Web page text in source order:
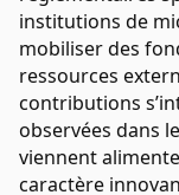
institutions de
mobiliser des
ressources
contributions
observées dans
viennent
caractère